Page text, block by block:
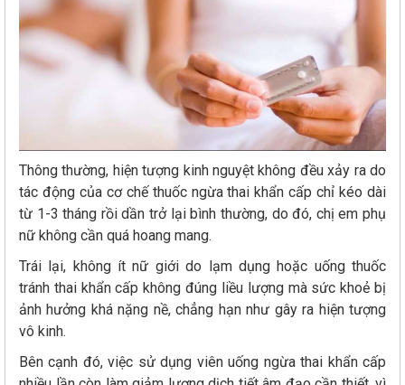
Thông thường, hiện tượng kinh nguyệt không đều xảy ra do
tác động của cơ chế thuốc ngừa thai khẩn cấp chỉ kéo dài
từ 1-3 tháng rồi dần trở lại bình thường, do đó, chị em phụ
nữ không cần quá hoang mang.
Trái lại, không ít nữ giới do lạm dụng hoặc uống thuốc
tránh thai khẩn cấp không đúng liều lượng mà sức khoẻ bị
ảnh hưởng khá nặng nề, chẳng hạn như gây ra hiện tượng
vô kinh.
Bên cạnh đó, việc sử dụng viên uống ngừa thai khẩn cấp